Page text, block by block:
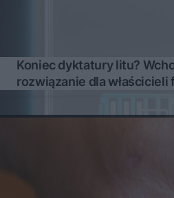
Koniec dyktatury litu?
rozwiązanie dla